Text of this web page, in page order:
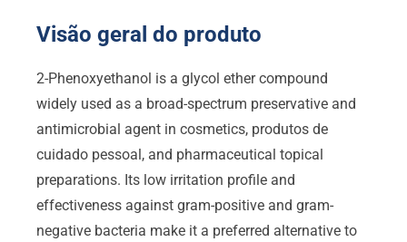
Visão geral do produto
2-Phenoxyethanol is a glycol ether compound
widely used as a broad-spectrum preservative and
antimicrobial agent in cosmetics, produtos de
cuidado pessoal, and pharmaceutical topical
preparations. Its low irritation profile and
effectiveness against gram-positive and gram-
negative bacteria make it a preferred alternative to